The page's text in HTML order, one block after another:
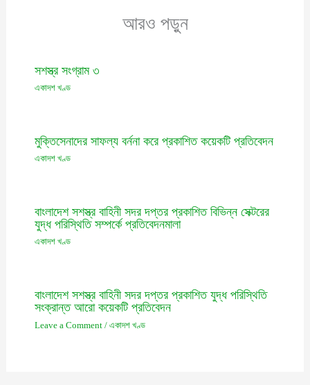
আরও পড়ুন
সশস্ত্র সংগ্রাম ৩
একাদশ খণ্ড
মুক্তিসেনাদের সাফল্য বর্ননা করে প্রকাশিত কয়েকটি প্রতিবেদন
একাদশ খণ্ড
বাংলাদেশ সশস্ত্র বাহিনী সদর দপ্তর প্রকাশিত বিভিন্ন সেক্টরের
যুদ্ধ পরিস্থিতি সম্পর্কে প্রতিবেদনমালা
একাদশ খণ্ড
বাংলাদেশ সশস্ত্র বাহিনী সদর দপ্তর প্রকাশিত যুদ্ধ পরিস্থিতি
সংক্রান্ত আরো কয়েকটি প্রতিবেদন
Leave a Comment / একাদশ খণ্ড